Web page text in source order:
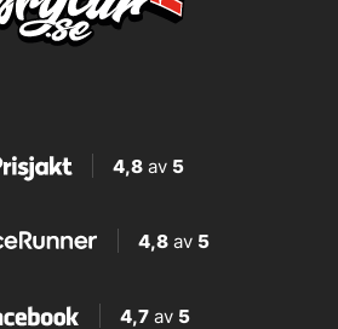
4,8av 5
4,8 av 5
4,7 av 5